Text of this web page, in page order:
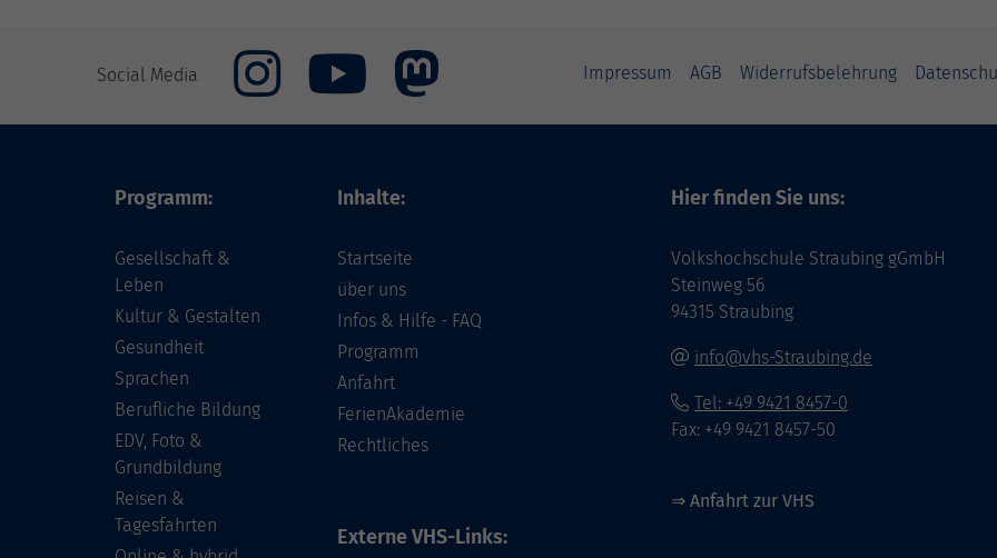
Social Media Impressum AGB Widerrufsbelehrung
Programm:
Gesellschaft &
Leben
Kultur & Gestalten
Gesundheit
Sprachen
Berufliche Bildung
EDV, Foto &
Grundbildung
Reisen &
Tagesfahrten
Inhalte:
Startseite
über uns
Infos & Hilfe - FAQ
Programm
Anfahrt
FerienAkademie
Rechtliches
Externe VHS-Links:
Hier finden Sie uns:
Volkshochschule Straubing gGmbH
Steinweg 56
94315 Straubing
info@vhs-Straubing.de
Tel: +49 9421 8457-0
Fax: +49 9421 8457-50
⇒ Anfahrt zur VHS